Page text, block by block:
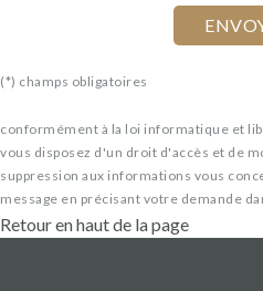
(*) champs obligatoires
conformément à la loi informatique et
vous disposez d'un droit d'accès et de
suppression aux informations vous
message en précisant votre demande
Retour en haut de la page